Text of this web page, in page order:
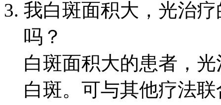
我白斑面积大，光治
吗？
白斑面积大的患者，
白斑。可与其他疗法